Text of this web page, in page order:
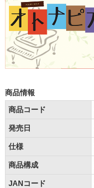
商品情報
商品コード
発売日
仕様
商品構成
JANコード